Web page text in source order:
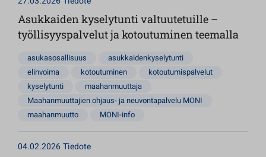
Asukkaiden kyselytunti valtuutetuille –
työllisyyspalvelut ja kotoutuminen teemalla
asukasosallisuus
asukkaidenkyselytunti
elinvoima
kotoutuminen
kotoutumispalvelut
kyselytunti
maahanmuuttaja
Maahanmuuttajien ohjaus- ja neuvontapalvelu MONI
maahanmuutto
MONI-info
04.02.2026Tiedote